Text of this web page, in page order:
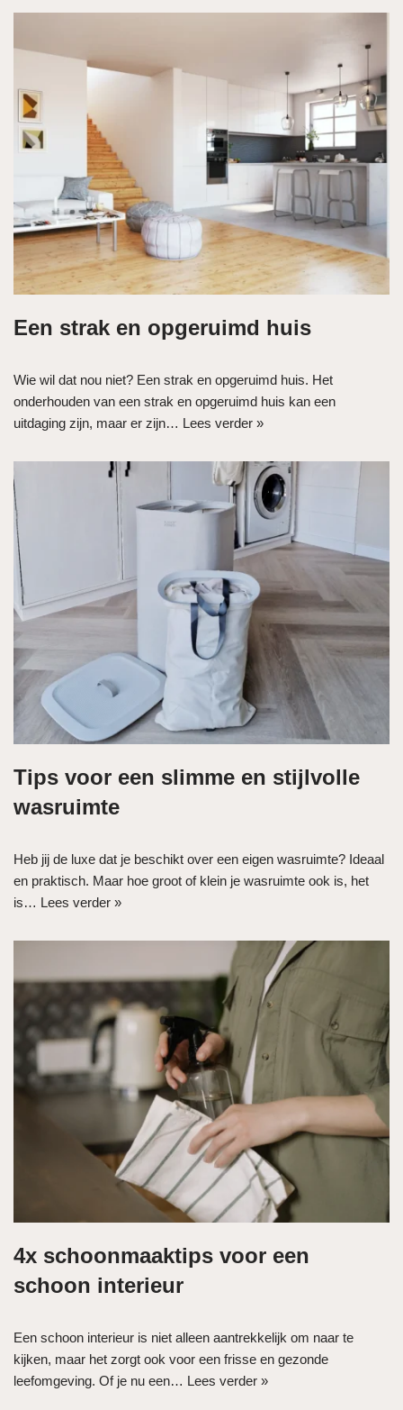
Een strak en opgeruimd huis
Wie wil dat nou niet? Een strak en opgeruimd huis. Het
onderhouden van een strak en opgeruimd huis kan een
uitdaging zijn, maar er zijn… Lees verder »
Tips voor een slimme en stijlvolle
wasruimte
Heb jij de luxe dat je beschikt over een eigen wasruimte? Ideaal
en praktisch. Maar hoe groot of klein je wasruimte ook is, het
is… Lees verder »
4x schoonmaaktips voor een
schoon interieur
Een schoon interieur is niet alleen aantrekkelijk om naar te
kijken, maar het zorgt ook voor een frisse en gezonde
leefomgeving. Of je nu een… Lees verder »